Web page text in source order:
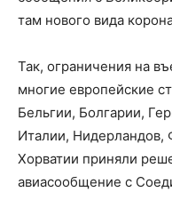
там нового вида
Так, ограничения на
многие европейские
Бельгии, Болгарии,
Италии,
Хорватии приняли
авиасообщение с